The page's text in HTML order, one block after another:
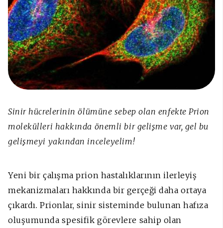
Sinir hücrelerinin ölümüne sebep olan enfekte Prion
molekülleri hakkında önemli bir gelişme var, gel bu
gelişmeyi yakından inceleyelim!
Yeni bir çalışma prion hastalıklarının ilerleyiş
mekanizmaları hakkında bir gerçeği daha ortaya
çıkardı. Prionlar, sinir sisteminde bulunan hafıza
oluşumunda spesifik görevlere sahip olan